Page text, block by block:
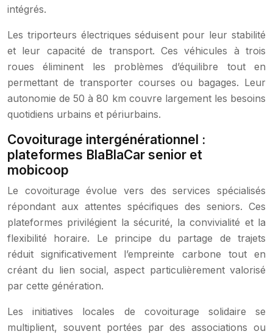
intégrés.
Les triporteurs électriques séduisent pour leur stabilité
et leur capacité de transport. Ces véhicules à trois
roues éliminent les problèmes d’équilibre tout en
permettant de transporter courses ou bagages. Leur
autonomie de 50 à 80 km couvre largement les besoins
quotidiens urbains et périurbains.
Covoiturage intergénérationnel :
plateformes BlaBlaCar senior et
mobicoop
Le covoiturage évolue vers des services spécialisés
répondant aux attentes spécifiques des seniors. Ces
plateformes privilégient la sécurité, la convivialité et la
flexibilité horaire. Le principe du partage de trajets
réduit significativement l’empreinte carbone tout en
créant du lien social, aspect particulièrement valorisé
par cette génération.
Les initiatives locales de covoiturage solidaire se
multiplient, souvent portées par des associations ou